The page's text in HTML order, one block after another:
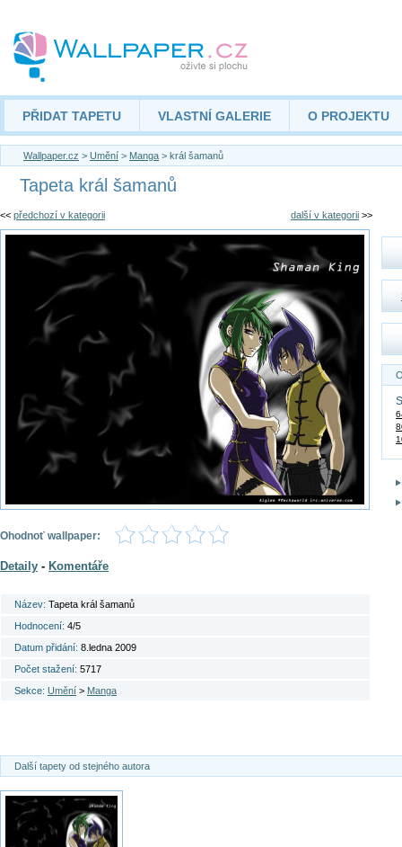
PŘIDAT TAPETU VLASTNÍ GALERIE O PROJEKTU
Wallpaper.cz > Umění > Manga > král šamanů
Tapeta král šamanů
<< předchozí v kategorii další v kategorii >>
Ohodnoť wallpaper:
Detaily - Komentáře
Název: Tapeta král šamanů
Hodnocení: 4/5
Datum přidání: 8.ledna 2009
Počet stažení: 5717
Sekce: Umění > Manga
Další tapety od stejného autora